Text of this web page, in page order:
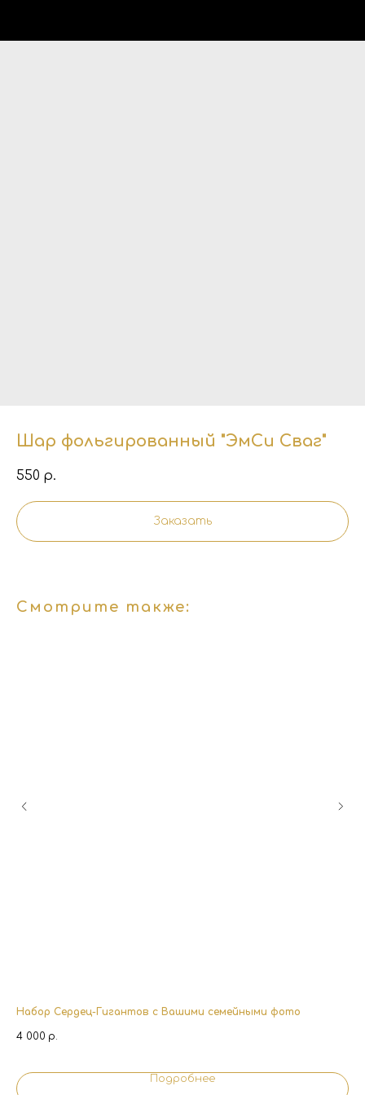
Шар фольгированный "ЭмСи Сваг"
550 р.
Заказать
Смотрите также:
Набор Сердец-Гигантов с Вашими семейными фото
4 000 р.
Подробнее